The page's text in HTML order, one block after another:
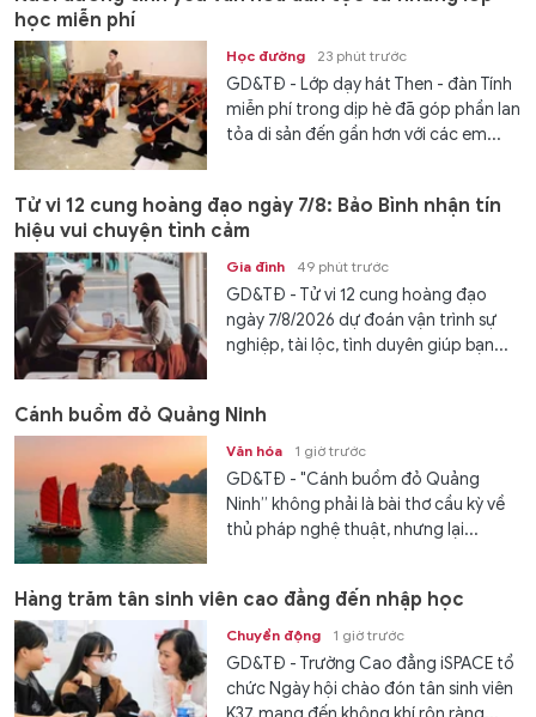
học miễn phí
Học đường 23 phút trước
GD&TĐ - Lớp dạy hát Then - đàn Tính
miễn phí trong dịp hè đã góp phần lan
tỏa di sản đến gần hơn với các em...
Tử vi 12 cung hoàng đạo ngày 7/8: Bảo Bình nhận tín
hiệu vui chuyện tình cảm
Gia đình 49 phút trước
GD&TĐ - Tử vi 12 cung hoàng đạo
ngày 7/8/2026 dự đoán vận trình sự
nghiệp, tài lộc, tình duyên giúp bạn...
Cánh buồm đỏ Quảng Ninh
Văn hóa 1 giờ trước
GD&TĐ - "Cánh buồm đỏ Quảng
Ninh” không phải là bài thơ cầu kỳ về
thủ pháp nghệ thuật, nhưng lại...
Hàng trăm tân sinh viên cao đẳng đến nhập học
Chuyển động 1 giờ trước
GD&TĐ - Trường Cao đẳng iSPACE tổ
chức Ngày hội chào đón tân sinh viên